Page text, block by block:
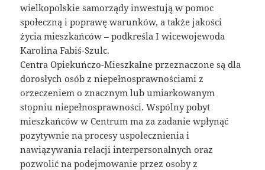
wielkopolskie samorządy inwestują w pomoc
społeczną i poprawę warunków, a także jakości
życia mieszkańców – podkreśla I wicewojewoda
Karolina Fabiś-Szulc.
Centra Opiekuńczo-Mieszkalne przeznaczone są dla
dorosłych osób z niepełnosprawnościami z
orzeczeniem o znacznym lub umiarkowanym
stopniu niepełnosprawności. Wspólny pobyt
mieszkańców w Centrum ma za zadanie wpłynąć
pozytywnie na procesy uspołecznienia i
nawiązywania relacji interpersonalnych oraz
pozwolić na podejmowanie przez osoby z